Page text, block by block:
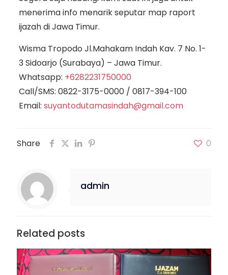
menerima info menarik seputar map raport
ijazah di Jawa Timur.
Wisma Tropodo Jl.Mahakam Indah Kav. 7 No. 1-
3 Sidoarjo (Surabaya) – Jawa Timur.
Whatsapp: +6282231750000
Call/SMS: 0822-3175-0000/ 0817-394-100
Email: suyantodutamasindah@gmail.com
Share 0
admin
Related posts